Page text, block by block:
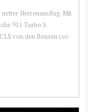
Herrenausflug. Mit
911 Turbo S
von den Bensen (so